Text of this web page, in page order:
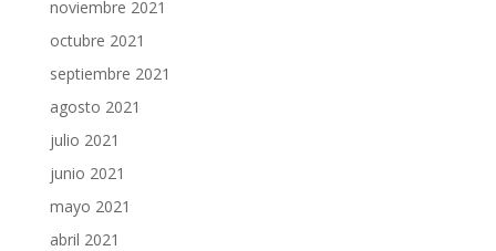
noviembre 2021
octubre 2021
septiembre 2021
agosto 2021
julio 2021
junio 2021
mayo 2021
abril 2021